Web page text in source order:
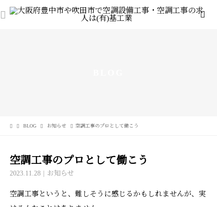
BLOG お知らせ 空調工事のプロとして働こう
空調工事のプロとして働こう
2023.11.28 お知らせ
空調工事というと、難しそうに感じるかもしれませんが、実